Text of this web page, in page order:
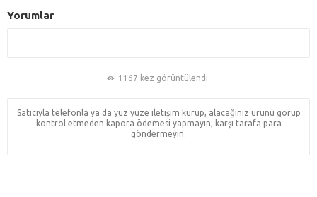
Yorumlar
1167 kez görüntülendi.
Satıcıyla telefonla ya da yüz yüze iletişim kurup, alacağınız ürünü görüp
kontrol etmeden kapora ödemesi yapmayın, karşı tarafa para
göndermeyin.